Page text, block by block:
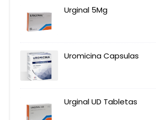
Urginal 5Mg
Uromicina Capsulas
Urginal UD Tabletas